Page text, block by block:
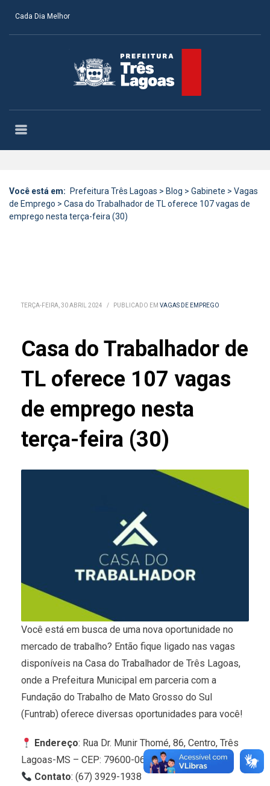
Cada Dia Melhor
Você está em: Prefeitura Três Lagoas > Blog > Gabinete > Vagas
de Emprego > Casa do Trabalhador de TL oferece 107 vagas de
emprego nesta terça-feira (30)
TERÇA-FEIRA, 30 ABRIL 2024 / PUBLICADO EM VAGAS DE EMPREGO
Casa do Trabalhador de
TL oferece 107 vagas
de emprego nesta
terça-feira (30)
Você está em busca de uma nova oportunidade no
mercado de trabalho? Então fique ligado nas vagas
disponíveis na Casa do Trabalhador de Três Lagoas,
onde a Prefeitura Municipal em parceria com a
Fundação do Trabalho de Mato Grosso do Sul
(Funtrab) oferece diversas oportunidades para você!
Endereço: Rua Dr. Munir Thomé, 86, Centro, Três
Lagoas-MS – CEP: 79600-060
Contato: (67) 3929-1938